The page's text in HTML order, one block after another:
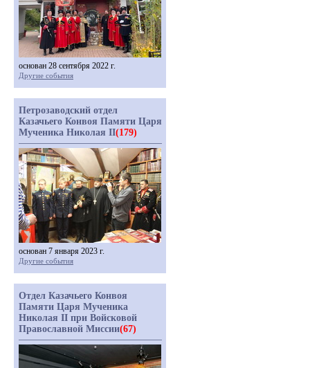
основан 28 сентября 2022 г.
Другие события
Петрозаводский отдел
Казачьего Конвоя Памяти Царя
Мученика Николая II(179)
основан 7 января 2023 г.
Другие события
Отдел Казачьего Конвоя
Памяти Царя Мученика
Николая II при Войсковой
Православной Миссии(67)